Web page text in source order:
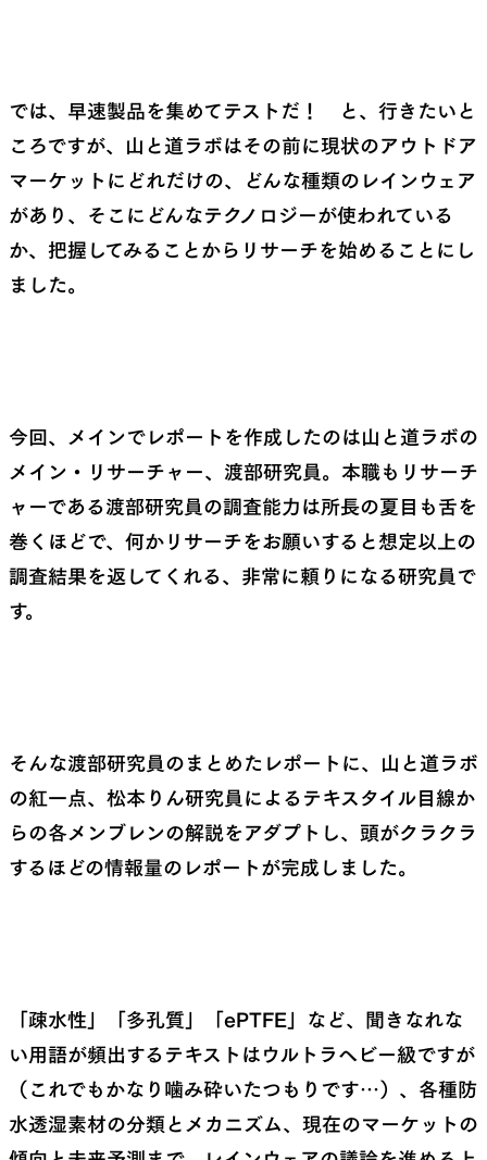
最軽量のスリーピングパッド
補修用パッチとバックパック
パーツ
ACCESSORIES SPECIAL OFFERS
では、早速製品を集めてテストだ！ と、行きたいと
ころですが、山と道ラボはその前に現状のアウトドア
マーケットにどれだけの、どんな種類のレインウェア
があり、そこにどんなテクノロジーが使われている
か、把握してみることからリサーチを始めることにし
ました。
今回、メインでレポートを作成したのは山と道ラボの
メイン・リサーチャー、渡部研究員。本職もリサーチ
ャーである渡部研究員の調査能力は所長の夏目も舌を
巻くほどで、何かリサーチをお願いすると想定以上の
調査結果を返してくれる、非常に頼りになる研究員で
す。
そんな渡部研究員のまとめたレポートに、山と道ラボ
の紅一点、松本りん研究員によるテキスタイル目線か
らの各メンブレンの解説をアダプトし、頭がクラクラ
するほどの情報量のレポートが完成しました。
「疎水性」「多孔質」「ePTFE」など、聞きなれな
い用語が頻出するテキストはウルトラヘビー級ですが
（これでもかなり噛み砕いたつもりです…）、各種防
水透湿素材の分類とメカニズム、現在のマーケットの